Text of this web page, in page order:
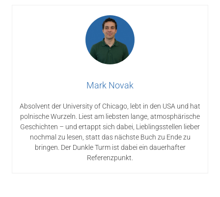
Mark Novak
Absolvent der University of Chicago, lebt in den USA und hat
polnische Wurzeln. Liest am liebsten lange, atmosphärische
Geschichten – und ertappt sich dabei, Lieblingsstellen lieber
nochmal zu lesen, statt das nächste Buch zu Ende zu
bringen. Der Dunkle Turm ist dabei ein dauerhafter
Referenzpunkt.